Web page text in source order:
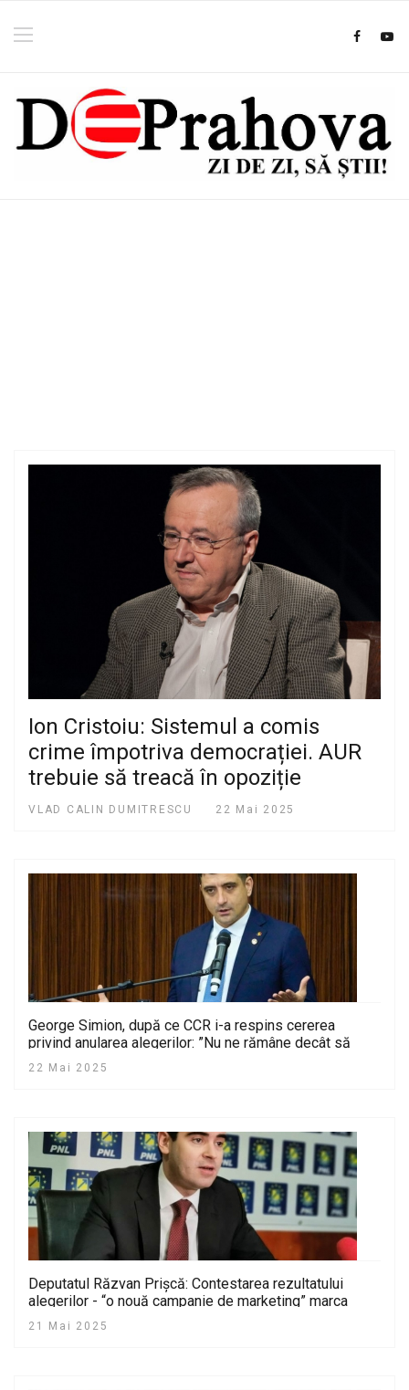
Ion Cristoiu: Sistemul a comis
crime împotriva democrației. AUR
trebuie să treacă în opoziție
VLAD CALIN DUMITRESCU 22 Mai 2025
George Simion, după ce CCR i-a respins cererea
privind anularea alegerilor: ”Nu ne rămâne decât să
luptăm!”
22 Mai 2025
Deputatul Răzvan Prișcă: Contestarea rezultatului
alegerilor - “o nouă campanie de marketing” marca
Simion
21 Mai 2025